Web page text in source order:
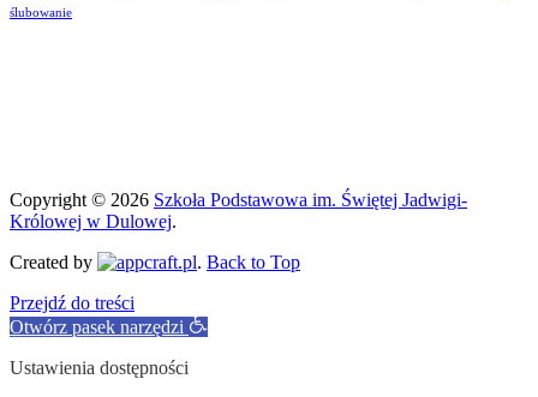
ślubowanie
Copyright © 2026 Szkoła Podstawowa im. Świętej Jadwigi-
Królowej w Dulowej.
Created by
. Back to Top
Przejdź do treści
Otwórz pasek narzędzi
Ustawienia dostępności